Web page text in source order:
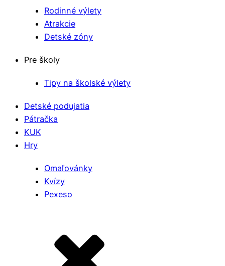
Rodinné výlety
Atrakcie
Detské zóny
Pre školy
Tipy na školské výlety
Detské podujatia
Pátračka
KUK
Hry
Omaľovánky
Kvízy
Pexeso